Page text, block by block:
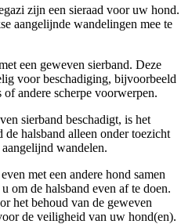
zijn een sieraad voor uw hond.
aangelijnde wandelingen mee te
een geweven sierband. Deze
voor beschadiging, bijvoorbeeld
andere scherpe voorwerpen.
sierband beschadigt, is het
halsband alleen onder toezicht
wandelen.
met een andere hond samen
om de halsband even af te doen.
het behoud van de geweven
de veiligheid van uw hond(en).